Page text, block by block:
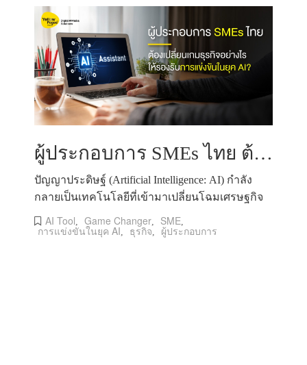
ผู้ประกอบการ SMEs ไทย ต้องเปลี่ยนเกมธุรกิจอย่างไรให้รองรับการแข่งขันในยุค AI?
ปัญญาประดิษฐ์ (Artificial Intelligence: AI) กำลัง
กลายเป็นเทคโนโลยีที่เข้ามาเปลี่ยนโฉมเศรษฐกิจ
AI Tool Game Changer SME
การแข่งขันในยุค AI ธุรกิจ ผู้ประกอบการ